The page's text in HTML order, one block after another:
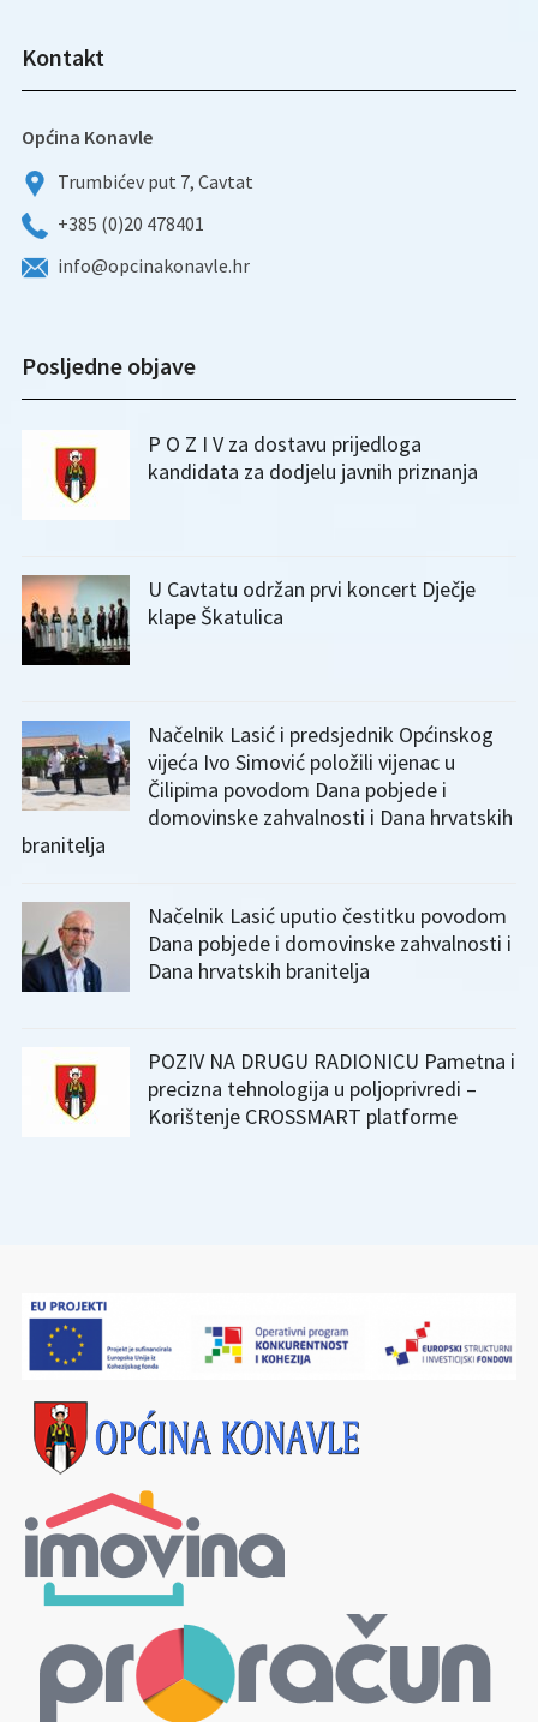
Kontakt
Općina Konavle
Trumbićev put 7, Cavtat
+385 (0)20 478401
info@opcinakonavle.hr
Posljedne objave
P O Z I V za dostavu prijedloga
kandidata za dodjelu javnih priznanja
U Cavtatu održan prvi koncert Dječje
klape Škatulica
Načelnik Lasić i predsjednik Općinskog
vijeća Ivo Simović položili vijenac u
Čilipima povodom Dana pobjede i
domovinske zahvalnosti i Dana hrvatskih
branitelja
Načelnik Lasić uputio čestitku povodom
Dana pobjede i domovinske zahvalnosti i
Dana hrvatskih branitelja
POZIV NA DRUGU RADIONICU Pametna i
precizna tehnologija u poljoprivredi –
Korištenje CROSSMART platforme